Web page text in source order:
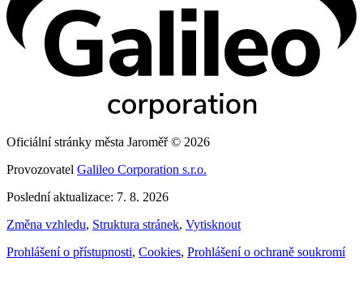
Oficiální stránky města Jaroměř © 2026
Provozovatel Galileo Corporation s.r.o.
Poslední aktualizace: 7. 8. 2026
Změna vzhledu, Struktura stránek, Vytisknout
Prohlášení o přístupnosti, Cookies, Prohlášení o ochraně soukromí